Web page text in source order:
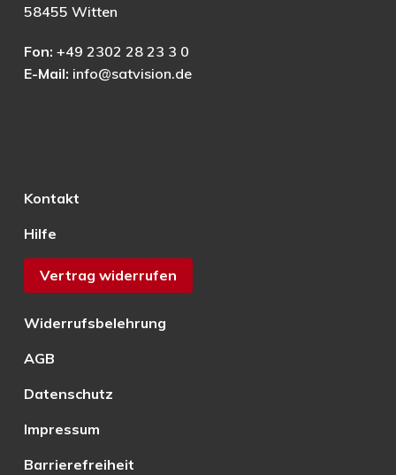
58455 Witten
Fon: +49 2302 28 23 3 0
E-Mail: info@satvision.de
Kontakt
Hilfe
Vertrag widerrufen
Widerrufsbelehrung
AGB
Datenschutz
Impressum
Barrierefreiheit